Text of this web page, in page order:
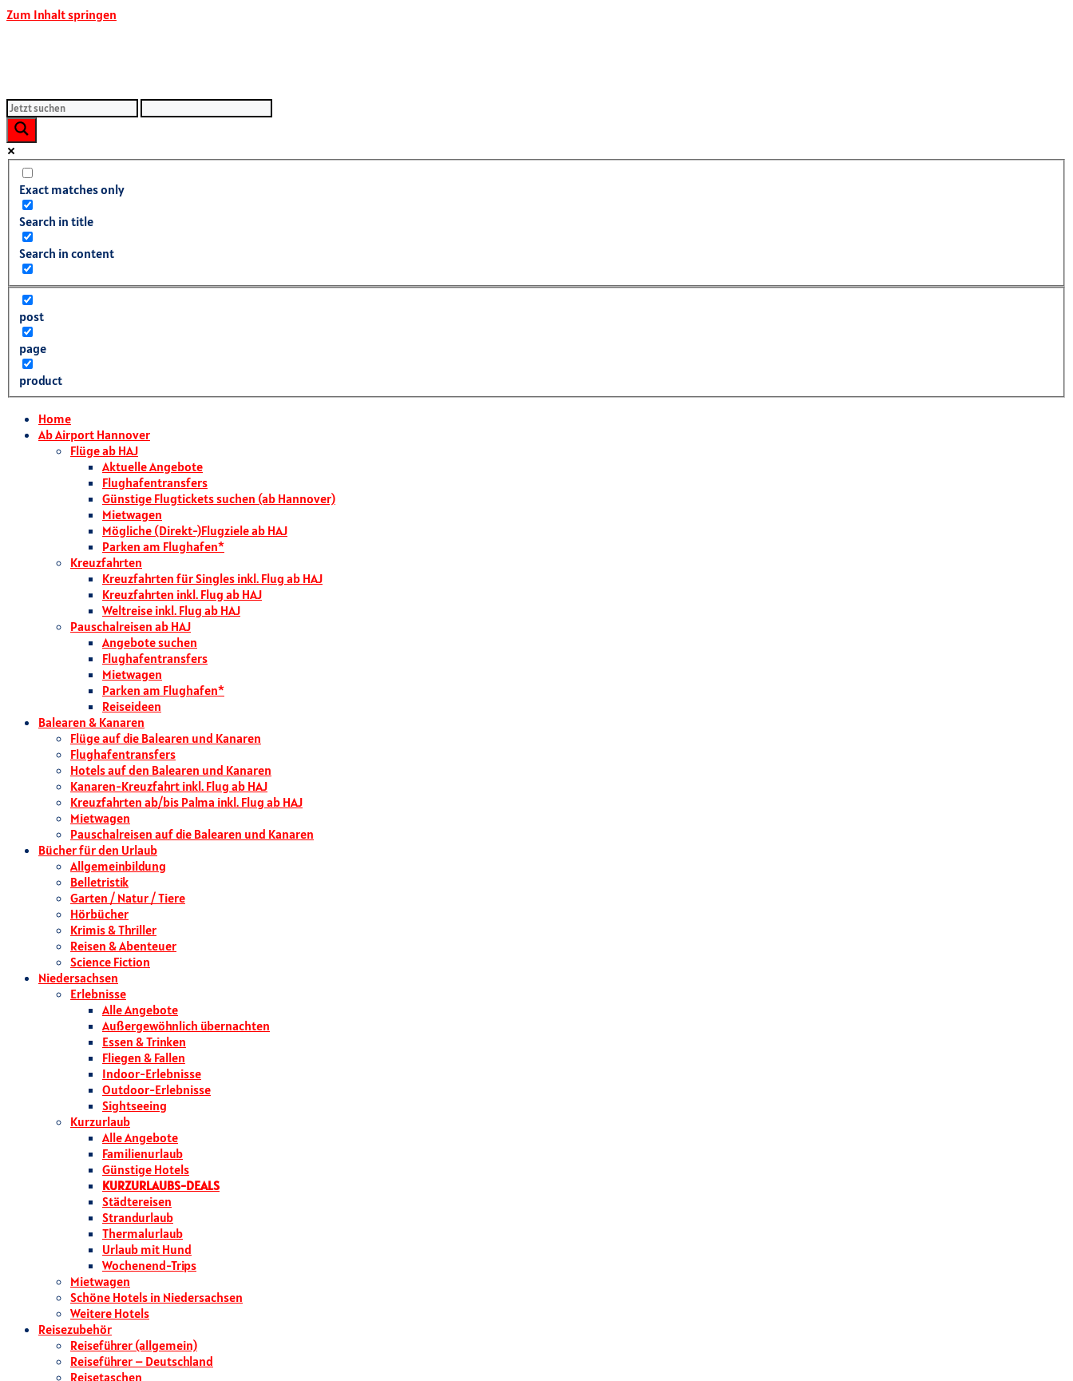
Zum Inhalt springen
Exact matches only
Search in title
Search in content
post
page
product
Home
Ab Airport Hannover
Flüge ab HAJ
Aktuelle Angebote
Flughafentransfers
Günstige Flugtickets suchen (ab Hannover)
Mietwagen
Mögliche (Direkt-)Flugziele ab HAJ
Parken am Flughafen*
Kreuzfahrten
Kreuzfahrten für Singles inkl. Flug ab HAJ
Kreuzfahrten inkl. Flug ab HAJ
Weltreise inkl. Flug ab HAJ
Pauschalreisen ab HAJ
Angebote suchen
Flughafentransfers
Mietwagen
Parken am Flughafen*
Reiseideen
Balearen & Kanaren
Flüge auf die Balearen und Kanaren
Flughafentransfers
Hotels auf den Balearen und Kanaren
Kanaren-Kreuzfahrt inkl. Flug ab HAJ
Kreuzfahrten ab/bis Palma inkl. Flug ab HAJ
Mietwagen
Pauschalreisen auf die Balearen und Kanaren
Bücher für den Urlaub
Allgemeinbildung
Belletristik
Garten / Natur / Tiere
Hörbücher
Krimis & Thriller
Reisen & Abenteuer
Science Fiction
Niedersachsen
Erlebnisse
Alle Angebote
Außergewöhnlich übernachten
Essen & Trinken
Fliegen & Fallen
Indoor-Erlebnisse
Outdoor-Erlebnisse
Sightseeing
Kurzurlaub
Alle Angebote
Familienurlaub
Günstige Hotels
KURZURLAUBS-DEALS
Städtereisen
Strandurlaub
Thermalurlaub
Urlaub mit Hund
Wochenend-Trips
Mietwagen
Schöne Hotels in Niedersachsen
Weitere Hotels
Reisezubehör
Reiseführer (allgemein)
Reiseführer – Deutschland
Reisetaschen